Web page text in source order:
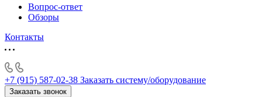
Вопрос-ответ
Обзоры
Контакты
+7 (915) 587-02-38 Заказать систему/оборудование
Заказать звонок